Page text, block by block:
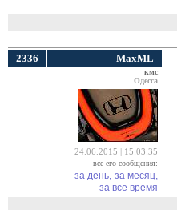
2336 MaxML
кмс
Одесса
24.06.2015 | 15:03:35
все его сообщения:
за день, за месяц,
за все время